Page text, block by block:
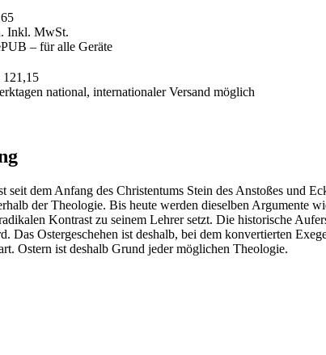
Inkl. MwSt.
– für alle Geräte
121,15
national, internationaler Versand möglich
seit dem Anfang des Christentums Stein des Anstoßes und
der Theologie. Bis heute werden dieselben Argumente
Kontrast zu seinem Lehrer setzt. Die historische
Das Ostergeschehen ist deshalb, bei dem konvertierten
Ostern ist deshalb Grund jeder möglichen Theologie.